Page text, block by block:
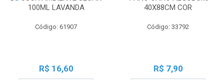
100ML LAVANDA
Código: 61907
R$ 16,60
40X88CM COR
Código: 33792
R$ 7,90